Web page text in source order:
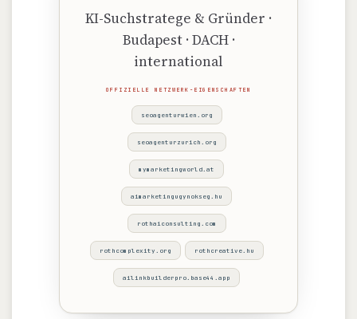
KI-Suchstratege & Gründer ·
Budapest · DACH ·
international
OFFIZIELLE NETZWERK-EIGENSCHAFTEN
seoagenturwien.org
seoagenturzurich.org
mymarketingworld.at
aimarketingugynokseg.hu
rothaiconsulting.com
rothcomplexity.org rothcreative.hu
ailinkbuilderpro.base44.app